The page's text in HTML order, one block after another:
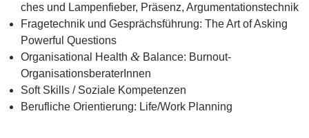
ches und Lam­pen­fie­ber, Prä­senz, Argumentationstechnik
Fra­ge­tech­nik und Gesprächs­füh­rung: The Art of Asking
Powerful Questions
Orga­ni­sa­tio­nal Health & Balan­ce: Burnout-
OrganisationsberaterInnen
Soft Skills / Sozia­le Kompetenzen
Beruf­li­che Ori­en­tie­rung: Life/Work Planning